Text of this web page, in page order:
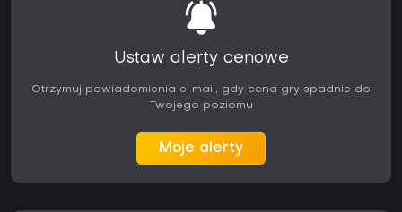
Ustaw alerty cenowe
Otrzymuj powiadomienia e-mail, gdy cena gry spadnie do
Twojego poziomu
Moje alerty